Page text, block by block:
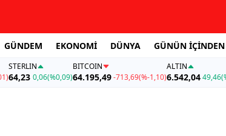
GÜNDEM EKONOMİ DÜNYA GÜNÜN İÇİNDEN
STERLIN
64,23 0,06(%0,09)
BITCOIN
64.195,49-713,69(%-1,10)
ALTIN
6.542,0449,46